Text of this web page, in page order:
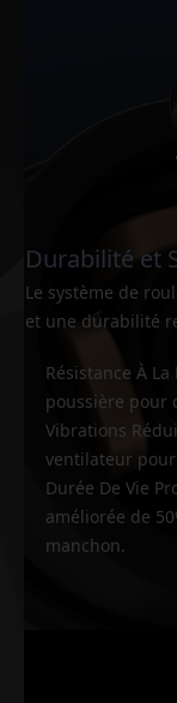
Durabilité et
Le système de
et une durabilité
Résistance À
poussière pour
Vibrations
ventilateur
Durée De Vie
améliorée de
manchon.